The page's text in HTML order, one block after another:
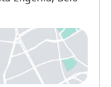
novo separador